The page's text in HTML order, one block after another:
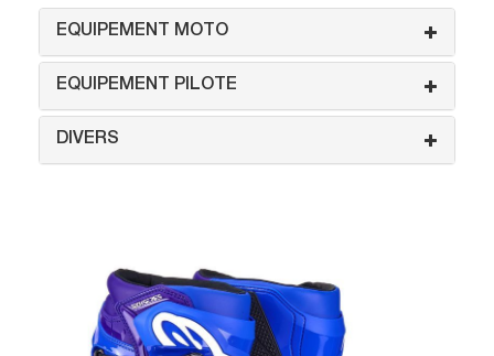
EQUIPEMENT MOTO
EQUIPEMENT PILOTE
DIVERS